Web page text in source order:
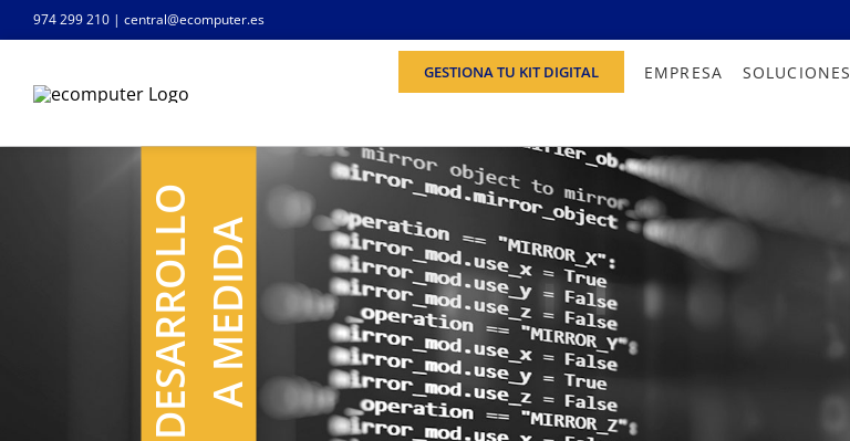
Saltar
al
974 299 210| central@ecomputer.es
GESTIONA TU KIT DIGITAL EMPRESA SOLUCIONES
DESARROLLOA MEDIDA